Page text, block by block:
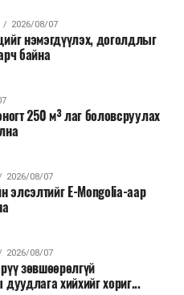
болгоно. Монголбанк
хамтран стратегийн
хадгалах, түгээх,
төлбөрийн баримт
юм.
оны хавар худалдаанд
онцгойлон анхаарч
болгожээ.
бүртгэснээр мах
ил тод болно. Мөн
бусаар ашиглах
нэмэгдүүлэх,
2026/08/07
нэмэгдүүлэх, доголдлыг
байна
250 м³ лаг боловсруулах
2026/08/07
элсэлтийг E-Mongolia-аар
2026/08/07
зөвшөөрөлгүй
хийхийг хориг...